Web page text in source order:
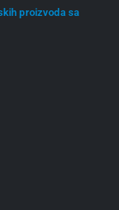
proizvoda sa